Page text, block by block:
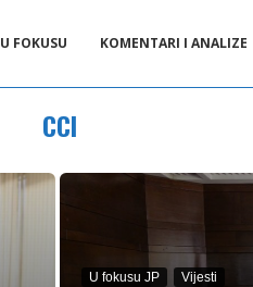
U FOKUSU KOMENTARI I ANALIZE
CCI
U fokusu JP Vijesti